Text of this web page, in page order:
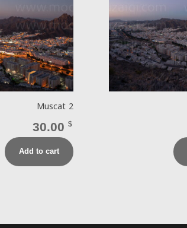
Muscat 2
30.00$
Add to cart